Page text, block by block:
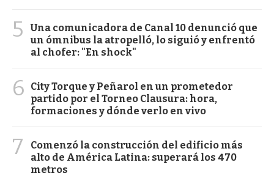
5
Una comunicadora de Canal 10 denunció que
un ómnibus la atropelló, lo siguió y enfrentó
al chofer: "En shock"
6
City Torque y Peñarol en un prometedor
partido por el Torneo Clausura: hora,
formaciones y dónde verlo en vivo
7
Comenzó la construcción del edificio más
alto de América Latina: superará los 470
metros